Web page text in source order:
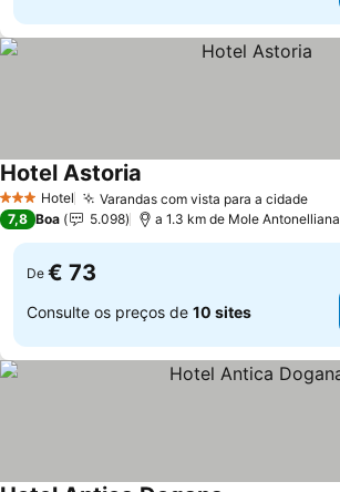
3 EstrelasHotel Varandas com vista para a cidade
Hotel Astoria
7,8 Boa 5.098 a 1.3 km de Mole Antonelliana
De € 73
Consulte os preços de 10 sites